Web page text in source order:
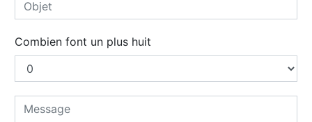
Combien font un plus huit